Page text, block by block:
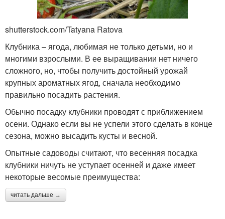
shutterstock.com/Tatyana Ratova
Клубника – ягода, любимая не только детьми, но и
многими взрослыми. В ее выращивании нет ничего
сложного, но, чтобы получить достойный урожай
крупных ароматных ягод, сначала необходимо
правильно посадить растения.
Обычно посадку клубники проводят с приближением
осени. Однако если вы не успели этого сделать в конце
сезона, можно высадить кусты и весной.
Опытные садоводы считают, что весенняя посадка
клубники ничуть не уступает осенней и даже имеет
некоторые весомые преимущества:
читать дальше →